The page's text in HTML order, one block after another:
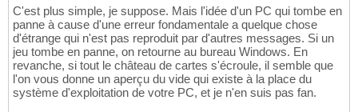
C'est plus simple, je suppose. Mais l'idée d'un PC qui tombe en
panne à cause d'une erreur fondamentale a quelque chose
d'étrange qui n'est pas reproduit par d'autres messages. Si un
jeu tombe en panne, on retourne au bureau Windows. En
revanche, si tout le château de cartes s'écroule, il semble que
l'on vous donne un aperçu du vide qui existe à la place du
système d'exploitation de votre PC, et je n'en suis pas fan.